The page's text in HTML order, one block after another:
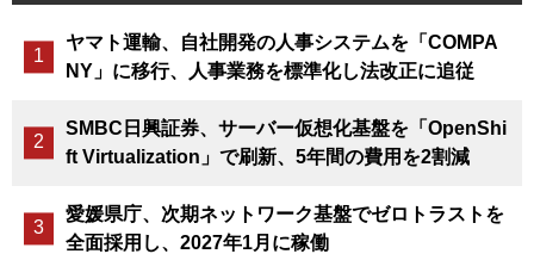
ヤマト運輸、自社開発の人事システムを「COMPA
NY」に移行、人事業務を標準化し法改正に追従
SMBC日興証券、サーバー仮想化基盤を「OpenShi
ft Virtualization」で刷新、5年間の費用を2割減
愛媛県庁、次期ネットワーク基盤でゼロトラストを
全面採用し、2027年1月に稼働